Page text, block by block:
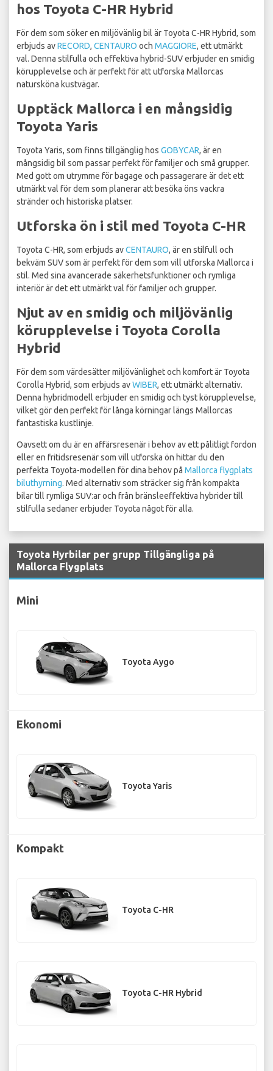
hos Toyota C-HR Hybrid
För dem som söker en miljövänlig bil är Toyota C-HR Hybrid, som
erbjuds avRECORD, CENTAURO och MAGGIORE, ett utmärkt
val. Denna stilfulla och effektiva hybrid-SUV erbjuder en smidig
körupplevelse och är perfekt för att utforska Mallorcas
natursköna kustvägar.
Upptäck Mallorca i en mångsidig
Toyota Yaris
Toyota Yaris, som finns tillgänglig hos GOBYCAR, är en
mångsidig bil som passar perfekt för familjer och små grupper.
Med gott om utrymme för bagage och passagerare är det ett
utmärkt val för dem som planerar att besöka öns vackra
stränder och historiska platser.
Utforska ön i stil med Toyota C-HR
Toyota C-HR, som erbjuds avCENTAURO, är en stilfull och
bekväm SUV som är perfekt för dem som vill utforska Mallorca i
stil. Med sina avancerade säkerhetsfunktioner och rymliga
interiör är det ett utmärkt val för familjer och grupper.
Njut av en smidig och miljövänlig
körupplevelse i Toyota Corolla
Hybrid
För dem som värdesätter miljövänlighet och komfort är Toyota
Corolla Hybrid, som erbjuds avWIBER, ett utmärkt alternativ.
Denna hybridmodell erbjuder en smidig och tyst körupplevelse,
vilket gör den perfekt för långa körningar längs Mallorcas
fantastiska kustlinje.
Oavsett om du är en affärsresenär i behov av ett pålitligt fordon
eller en fritidsresenär som vill utforska ön hittar du den
perfekta Toyota-modellen för dina behov på Mallorca flygplats
biluthyrning. Med alternativ som sträcker sig från kompakta
bilar till rymliga SUV:ar och från bränsleeffektiva hybrider till
stilfulla sedaner erbjuder Toyota något för alla.
Toyota Hyrbilar per grupp Tillgängliga på
Mallorca Flygplats
Mini
Toyota Aygo
Ekonomi
Toyota Yaris
Kompakt
Toyota C-HR
Toyota C-HR Hybrid